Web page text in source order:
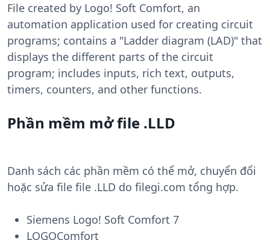
File created by Logo! Soft Comfort, an
automation application used for creating circuit
programs; contains a "Ladder diagram (LAD)" that
displays the different parts of the circuit
program; includes inputs, rich text, outputs,
timers, counters, and other functions.
Phần mềm mở file .LLD
Danh sách các phần mềm có thể mở, chuyển đổi
hoặc sửa file file .LLD do filegi.com tổng hợp.
Siemens Logo! Soft Comfort 7
LOGOComfort